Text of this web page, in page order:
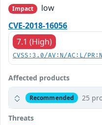
Impact
low
CVE-2018-16056
7.1 (High)
CVSS:3.0/AV:N/AC:L/
Affected products
Recommended 25
Threats